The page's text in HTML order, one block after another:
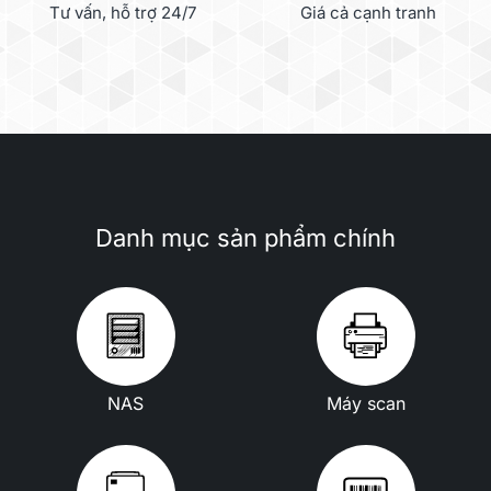
Tư vấn, hỗ trợ 24/7 Giá cả cạnh tranh
Danh mục sản phẩm chính
NAS Máy scan